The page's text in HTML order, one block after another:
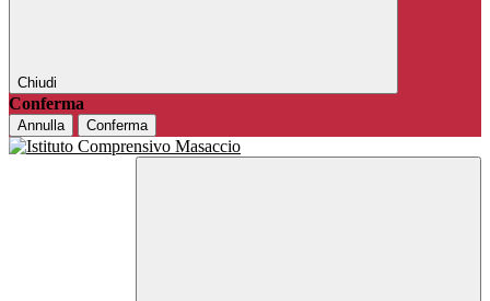
Chiudi
Conferma
Annulla Conferma